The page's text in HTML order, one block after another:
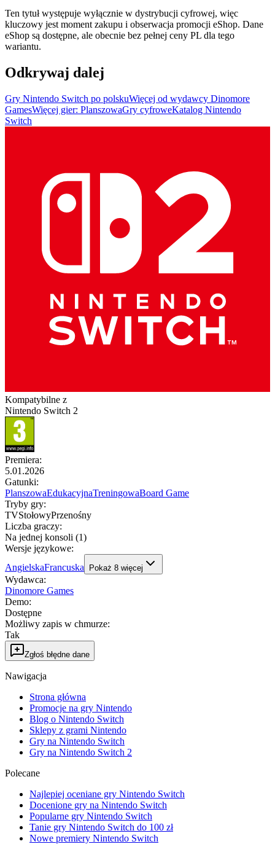
Ten tytuł występuje wyłącznie w dystrybucji cyfrowej, więc
kluczowy jest moment zakupu i obserwacja promocji eShop. Dane
eShop są dostępne, ale obecnie bez pełnej ceny PL dla tego
wariantu.
Odkrywaj dalej
Gry Nintendo Switch po polskuWięcej od wydawcy Dinomore
GamesWięcej gier: PlanszowaGry cyfroweKatalog Nintendo
Switch
Kompatybilne z
Nintendo Switch 2
Premiera:
5.01.2026
Gatunki:
PlanszowaEdukacyjnaTreningowaBoard Game
Tryby gry:
TVStołowyPrzenośny
Liczba graczy:
Na jednej konsoli (1)
Wersje językowe:
AngielskaFrancuska Pokaż 8 więcej
Wydawca:
Dinomore Games
Demo:
Dostępne
Możliwy zapis w chmurze:
Tak
Zgłoś błędne dane
Nawigacja
Strona główna
Promocje na gry Nintendo
Blog o Nintendo Switch
Sklepy z grami Nintendo
Gry na Nintendo Switch
Gry na Nintendo Switch 2
Polecane
Najlepiej oceniane gry Nintendo Switch
Docenione gry na Nintendo Switch
Popularne gry Nintendo Switch
Tanie gry Nintendo Switch do 100 zł
Nowe premiery Nintendo Switch